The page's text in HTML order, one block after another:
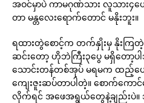
အဝင်မှာပဲ ကာမဂုဏ်သား လူသား၄ယေ
တာ မန္တလေးရောက်တောင် မနိုးဘူး။
ရထားတွဲစောင့်က တက်နှိုးမှ နိုးကြတဲ့
ဆင်းတော့ ဟိုဘဲကြီး၃ပွေ မရှိတော့
သောင်းတန်တစ်အုပ် မရမက ထည့်ပ
ကျေးဇူးဆပ်တာပါတဲ့။ စောက်ကော
လိုက်ရင် အဖေအရွယ်တွေနဲ့ချည်းပဲ။